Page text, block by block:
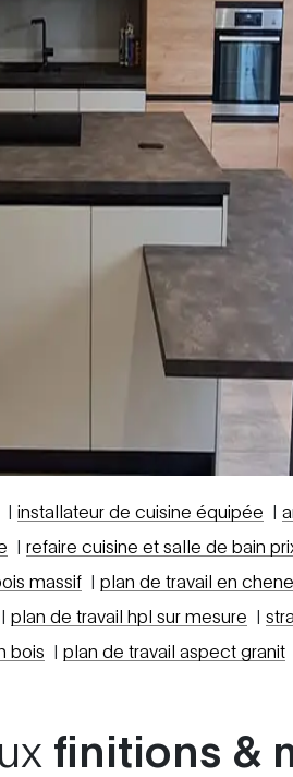
| installateur de cuisine équipée |
| refaire cuisine et salle de bain
massif | plan de travail en chene
| plan de travail hpl sur mesure |
bois | plan de travail aspect granit
finitions &